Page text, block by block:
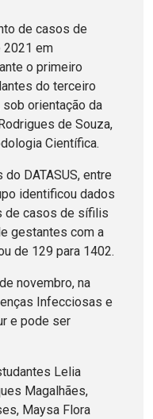
de casos de
2021 em
o primeiro
do terceiro
orientação da
de Souza,
Científica.
DATASUS, entre
identificou dados
de casos de sífilis
gestantes com a
de 129 para 1402.
novembro, na
Infecciosas e
e pode ser
Lelia
Magalhães,
Maysa Flora